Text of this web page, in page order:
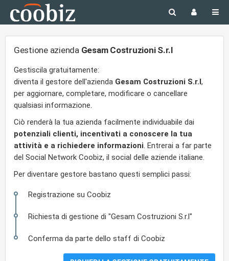
Gestione azienda Gesam Costruzioni S.r.l
Gestiscila gratuitamente:
diventa il gestore dell'azienda Gesam Costruzioni S.r.l,
per aggiornare, completare, modificare o cancellare
qualsiasi informazione.
Ciò renderà la tua azienda facilmente individuabile dai
potenziali clienti, incentivati a conoscere la tua
attività e a richiedere informazioni. Entrerai a far parte
del Social Network Coobiz, il social delle aziende italiane.
Per diventare gestore bastano questi semplici passi:
Registrazione su Coobiz
Richiesta di gestione di "Gesam Costruzioni S.r.l"
Conferma da parte dello staff di Coobiz